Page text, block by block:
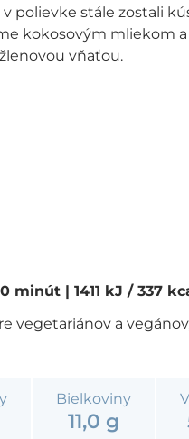
polievke stále zostali
kokosovým mliekom
vňaťou.
minút | 1411 kJ / 337
vegetariánov a
Bielkoviny
11,0 g